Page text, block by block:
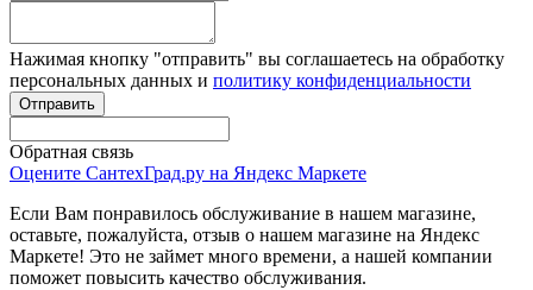
Нажимая кнопку "отправить" вы соглашаетесь на обработку
персональных данных и политику конфиденциальности
Обратная связь
Оцените СантехГрад.ру на Яндекс Маркете
Если Вам понравилось обслуживание в нашем магазине,
оставьте, пожалуйста, отзыв о нашем магазине на Яндекс
Маркете! Это не займет много времени, а нашей компании
поможет повысить качество обслуживания.